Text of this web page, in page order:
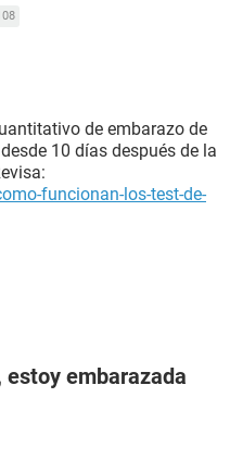
de embarazo de
10 días después de la
funcionan-los-test-de-
estoy embarazada